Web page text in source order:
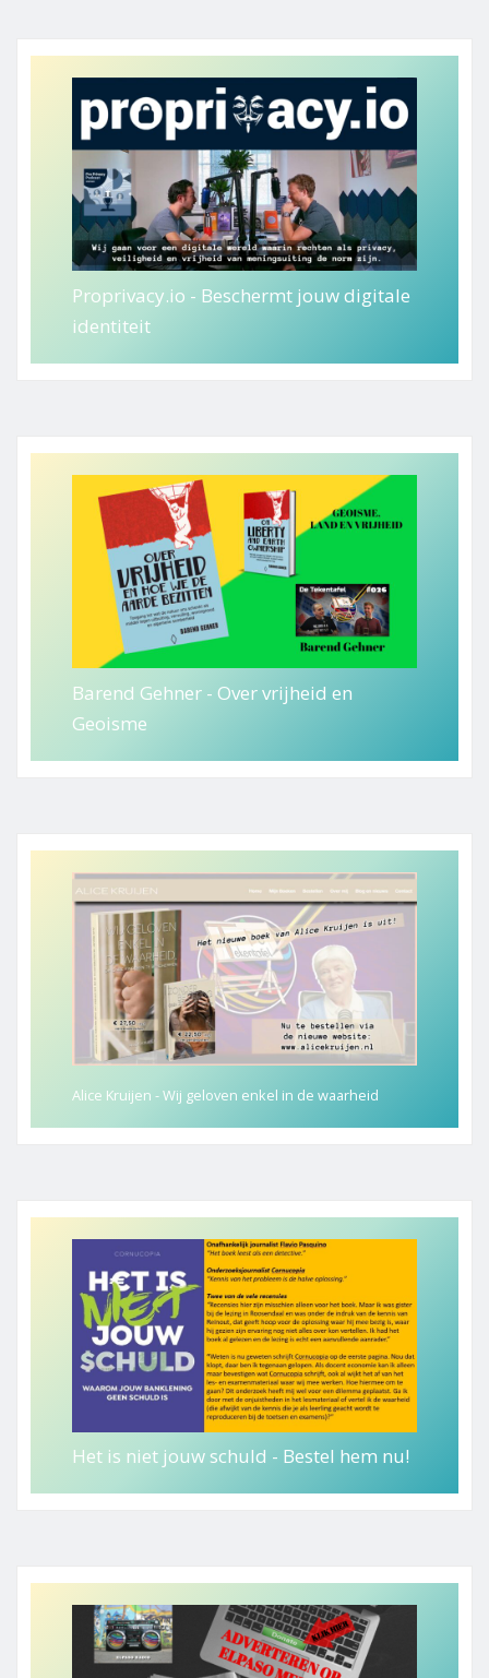
Proprivacy.io - Beschermt jouw digitale
identiteit
Barend Gehner - Over vrijheid en
Geoisme
Alice Kruijen - Wij geloven enkel in de waarheid
Het is niet jouw schuld - Bestel hem nu!